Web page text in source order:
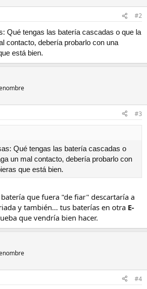
#2
Qué tengas las batería cascadas o que la
contacto, debería probarlo con una
está bien.
#3
Qué tengas las batería cascadas o
un mal contacto, debería probarlo con
que está bien.
que fuera "de fiar" descartaría a
y también... tus baterías en otra E-
que vendría bien hacer.
#4